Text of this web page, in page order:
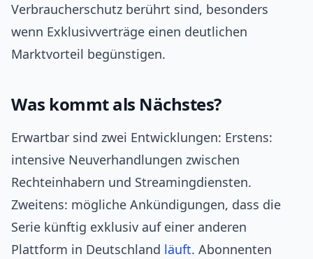
Verbraucherschutz berührt sind, besonders
wenn Exklusivverträge einen deutlichen
Marktvorteil begünstigen.
Was kommt als Nächstes?
Erwartbar sind zwei Entwicklungen: Erstens:
intensive Neuverhandlungen zwischen
Rechteinhabern und Streamingdiensten.
Zweitens: mögliche Ankündigungen, dass die
Serie künftig exklusiv auf einer anderen
Plattform in Deutschland läuft. Abonnenten